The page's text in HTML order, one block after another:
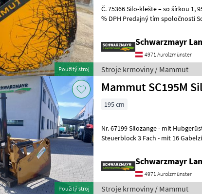
Použitý stroj
Č. 75366 Silo-klešte – so šírkou 1, 95 m použité,
% DPH Predajný tím spoločnosti Schwarzmayr vám rád predvedie
Schwarzmayr
4971 Aurolzmünster
Stroje krmoviny / Mammut
Použitý stroj
Mammut SC195M
195 cm
Nr. 67199 Silozange - mit Hubgerüst (ca. 1, 2m Hubhöhe) - mit
Steuerblock 3 Fach - mit 16
Schwarzmayr
4971 Aurolzmünster
Stroje krmoviny / Mammut